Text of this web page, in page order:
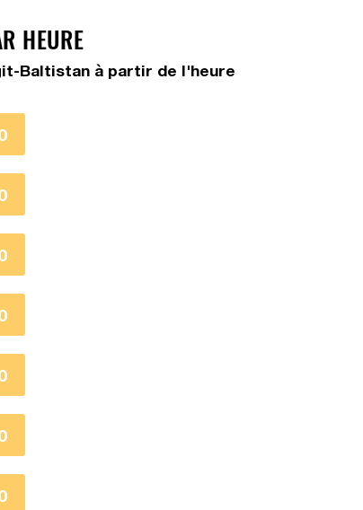
HEURE
Baltistan à partir de l'heure